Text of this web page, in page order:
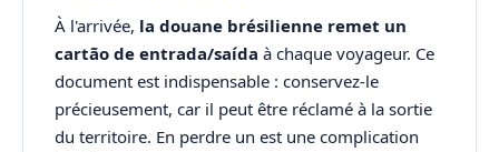
À l'arrivée, la douane brésilienne remet un
cartão de entrada/saída à chaque voyageur. Ce
document est indispensable : conservez-le
précieusement, car il peut être réclamé à la sortie
du territoire. En perdre un est une complication